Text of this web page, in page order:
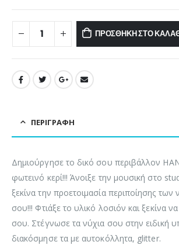
ΠΡΟΣΘΉΚΗ ΣΤΟ
ΠΕΡΙΓΡΑΦΉ
Δημιούργησε το δικό σου περιβάλλον
φωτεινό κερί!!! Άνοιξε την μουσική στο
ξεκίνα την προετοιμασία περιποίησης των
σου!!! Φτιάξε το υλικό λοσιόν και ξεκίνα
σου. Στέγνωσε τα νύχια σου στην ειδική
διακόσμησε τα με αυτοκόλλητα, glitter.